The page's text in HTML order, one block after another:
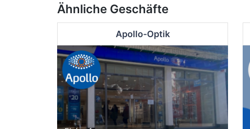
Ähnliche Geschäfte
Apollo-Optik